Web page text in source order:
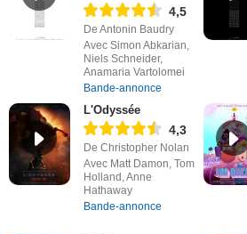
4,5
De Antonin Baudry
Avec Simon Abkarian,
Niels Schneider,
Anamaria Vartolomei
Bande-annonce
L'Odyssée
4,3
De Christopher Nolan
Avec Matt Damon, Tom
Holland, Anne
Hathaway
Bande-annonce